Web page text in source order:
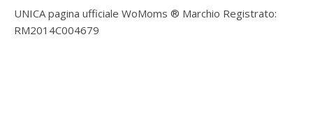
UNICA pagina ufficiale WoMoms ® Marchio Registrato:
RM2014C004679